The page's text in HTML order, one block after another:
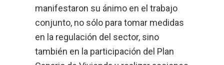
manifestaron su ánimo en el trabajo
conjunto, no sólo para tomar medidas
en la regulación del sector, sino
también en la participación del Plan